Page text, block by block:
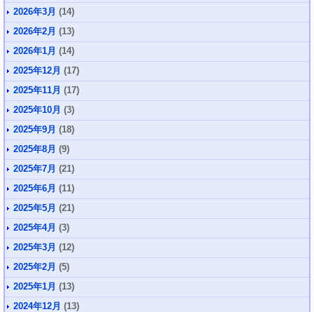
2026年3月 (14)
2026年2月 (13)
2026年1月 (14)
2025年12月 (17)
2025年11月 (17)
2025年10月 (3)
2025年9月 (18)
2025年8月 (9)
2025年7月 (21)
2025年6月 (11)
2025年5月 (21)
2025年4月 (3)
2025年3月 (12)
2025年2月 (5)
2025年1月 (13)
2024年12月 (13)